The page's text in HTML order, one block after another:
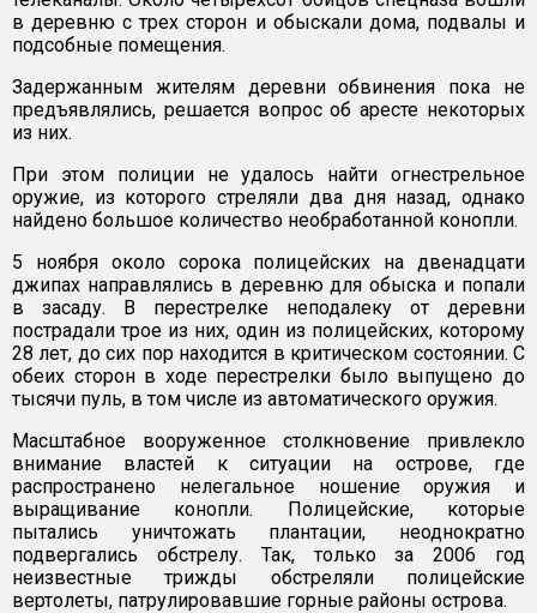
в деревню с трех сторон и обыскали дома, подвалы и
подсобные помещения.
Задержанным жителям деревни обвинения пока не
предъявлялись, решается вопрос об аресте некоторых
из них.
При этом полиции не удалось найти огнестрельное
оружие, из которого стреляли два дня назад, однако
найдено большое количество необработанной конопли.
5 ноября около сорока полицейских на двенадцати
джипах направлялись в деревню для обыска и попали
в засаду. В перестрелке неподалеку от деревни
пострадали трое из них, один из полицейских, которому
28 лет, до сих пор находится в критическом состоянии. С
обеих сторон в ходе перестрелки было выпущено до
тысячи пуль, в том числе из автоматического оружия.
Масштабное вооруженное столкновение привлекло
внимание властей к ситуации на острове, где
распространено нелегальное ношение оружия и
выращивание конопли. Полицейские, которые
пытались уничтожать плантации, неоднократно
подвергались обстрелу. Так, только за 2006 год
неизвестные трижды обстреляли полицейские
вертолеты, патрулировавшие горные районы острова.